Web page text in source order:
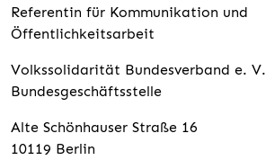
Referentin für Kommunikation und
Öffentlichkeitsarbeit
Volkssolidarität Bundesverband e. V.
Bundesgeschäftsstelle
Alte Schönhauser Straße 16
10119 Berlin